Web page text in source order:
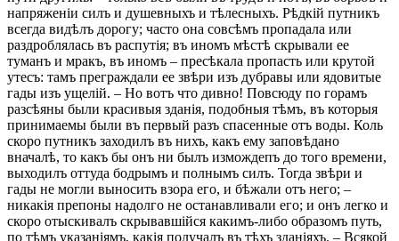
напряженіи силъ и душевныхъ и тѣлесныхъ. Рѣдкій путникъ
всегда видѣлъ дорогу; часто она совсѣмъ пропадала или
раздроблялась въ распутія; въ иномъ мѣстѣ скрывали ее
туманъ и мракъ, въ иномъ – пресѣкала пропасть или крутой
утесъ: тамъ преграждали ее звѣри изъ дубравы или ядовитые
гады изъ ущелій. – Но вотъ что дивно! Повсюду по горамъ
разсѣяны были красивыя зданія, подобныя тѣмъ, въ которыя
принимаемы были въ первый разъ спасенные отъ воды. Коль
скоро путникъ заходилъ въ нихъ, какъ ему заповѣдано
вначалѣ, то какъ бы онъ ни былъ измождепъ до того времени,
выходилъ оттуда бодрымъ и полнымъ силъ. Тогда звѣри и
гады не могли выносить взора его, и бѣжали отъ него; –
никакія препоны надолго не останавливали его; и онъ легко и
скоро отыскивалъ скрывавшійся какимъ-либо образомъ путь,
по тѣмъ указаніямъ, какія получалъ въ тѣхъ зданіяхъ. – Всякой